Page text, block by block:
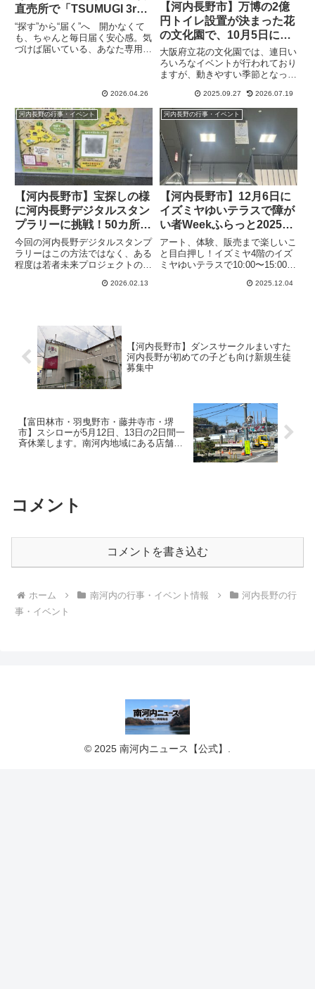
直売所で「TSUMUGI 3rd
anniversary」を開催
“探す”から“届く”へ 開かなくて
も、ちゃんと毎日届く安心感。気
づけば届いている、あなた専用の
が行われます。こちらは河南町に
2026.04.26
【河内長野市】万博の2億
円トイレ設置が決まった花
の文化園で、10月5日にみ
どりめぐるマルシェを開催
大阪府立花の文化園では、連日い
ろいろなイベントが行われており
ますが、動きやすい季節となった
あのイベントが行われます。こち
らの「みどりめぐるマルシェ」は
すでに4回目となり、花の文化園
のイベントとしては恒例行事に
な...
2025.09.27 2026.07.19
河内長野の行事・イベント
【河内長野市】宝探しの様
に河内長野デジタルスタン
プラリーに挑戦！50カ所の
スポットで選んだ意外な場
所（2月14日分・メイン記
事）
今回の河内長野デジタルスタンプ
ラリーはこの方法ではなく、ある
程度は若者未来プロジェクトの
の、明確に「ここ」という指定は
様にあくまで自分で歩いて探せ」
というテーマになっているようで
す。そしてLINEという汎用的な
アプリを使って行うのも、これま
でとは大きく異なります。
2026.02.13
河内長野の行事・イベント
【河内長野市】12月6日に
イズミヤゆいテラスで障が
い者Weekふらっと2025を
開催します（オリジナル）
アート、体験、販売まで楽しいこ
と目白押し！イズミヤ4階のイズ
ミヤゆいテラスで10:00〜15:00ま
らっと2025を開催します。当日
2025.12.04
【河内長野市】ダンスサークルまいすた
河内長野が初めての子ども向け新規生徒
募集中
【富田林市・羽曳野市・藤井寺市・堺
市】スシローが5月12日、13日の2日間一
斉休業します。南河内地域にある店舗
コメント
コメントを書き込む
ホーム 南河内の行事・イベント情報
河内長野の行
事・イベント
© 2025 南河内ニュース【公式】.